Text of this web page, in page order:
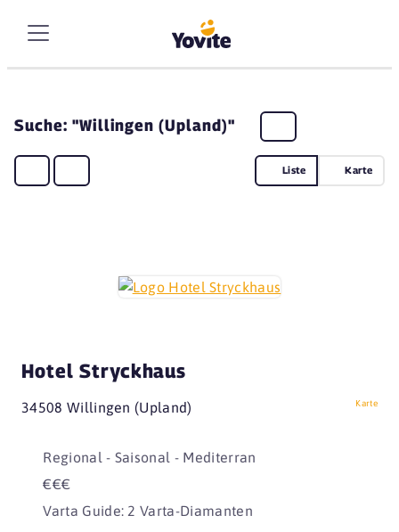
Suche: "Willingen (Upland)"
Liste Karte
Hotel Stryckhaus
34508 Willingen (Upland) Karte
Regional - Saisonal - Mediterran
€€€
Varta Guide: 2 Varta-Diamanten